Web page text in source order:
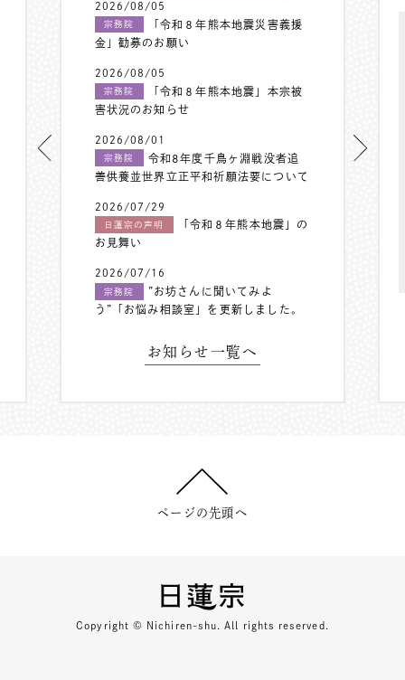
2026/08/05
宗務院
「令和８年熊本地震災害義援
金」勧募のお願い
2026/08/05
宗務院
「令和８年熊本地震」本宗被
害状況のお知らせ
2026/08/01
宗務院
令和8年度千鳥ヶ淵戦没者追
善供養並世界立正平和祈願法要について
2026/07/29
日蓮宗の声明
「令和８年熊本地震」の
お見舞い
2026/07/16
宗務院
”お坊さんに聞いてみよ
う”「お悩み相談室」を更新しました。
お知らせ一覧へ
ページの先頭へ
Copyright © Nichiren-shu. All rights reserved.